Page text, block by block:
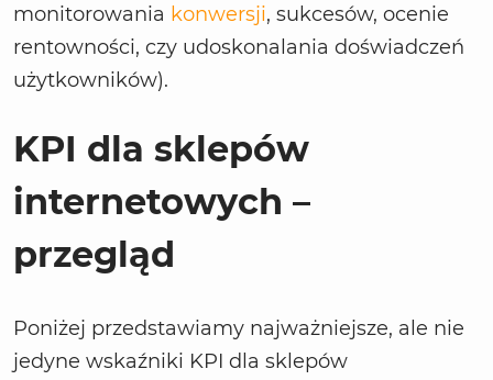
monitorowania konwersji, sukcesów, ocenie
rentowności, czy udoskonalania doświadczeń
użytkowników).
KPI dla sklepów
internetowych –
przegląd
Poniżej przedstawiamy najważniejsze, ale nie
jedyne wskaźniki KPI dla sklepów